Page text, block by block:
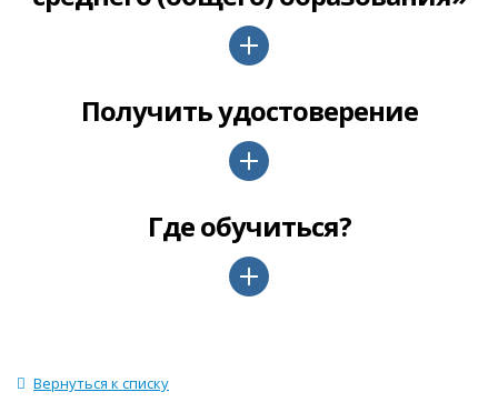
Получить удостоверение
Где обучиться?
Вернуться к списку